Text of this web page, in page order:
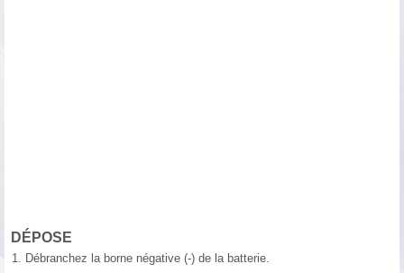
DÉPOSE
1. Débranchez la borne négative (-) de la batterie.